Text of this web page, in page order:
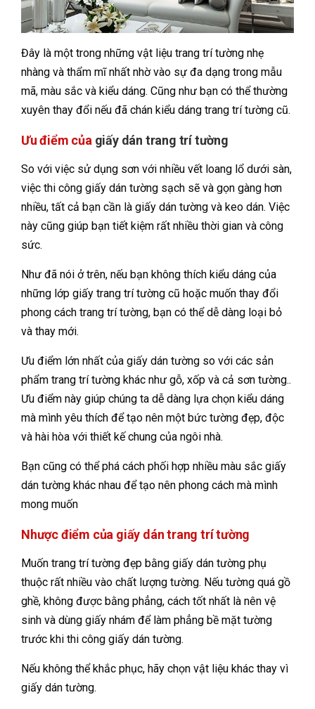
Đây là một trong những vật liệu trang trí tường nhẹ
nhàng và thẩm mĩ nhất nhờ vào sự đa dạng trong mẫu
mã, màu sắc và kiểu dáng. Cũng như bạn có thể thường
xuyên thay đổi nếu đã chán kiểu dáng trang trí tường cũ.
Ưu điểm của giấy dán trang trí tường
So với việc sử dụng sơn với nhiều vết loang lổ dưới sàn,
việc thi công giấy dán tường sạch sẽ và gọn gàng hơn
nhiều, tất cả bạn cần là giấy dán tường và keo dán. Việc
này cũng giúp bạn tiết kiệm rất nhiều thời gian và công
sức.
Như đã nói ở trên, nếu bạn không thích kiểu dáng của
những lớp giấy trang trí tường cũ hoặc muốn thay đổi
phong cách trang trí tường, bạn có thể dễ dàng loại bỏ
và thay mới.
Ưu điểm lớn nhất của giấy dán tường so với các sản
phẩm trang trí tường khác như gỗ, xốp và cả sơn tường..
Ưu điểm này giúp chúng ta dễ dàng lựa chọn kiểu dáng
mà mình yêu thích để tạo nên một bức tường đẹp, độc
và hài hòa với thiết kế chung của ngôi nhà.
Bạn cũng có thể phá cách phối hợp nhiều màu sắc giấy
dán tường khác nhau để tạo nên phong cách mà mình
mong muốn
Nhược điểm của giấy dán trang trí tường
Muốn trang trí tường đẹp bằng giấy dán tường phụ
thuộc rất nhiều vào chất lượng tường. Nếu tường quá gồ
ghề, không được bằng phẳng, cách tốt nhất là nên vệ
sinh và dùng giấy nhám để làm phẳng bề mặt tường
trước khi thi công giấy dán tường.
Nếu không thể khắc phục, hãy chọn vật liệu khác thay vì
giấy dán tường.